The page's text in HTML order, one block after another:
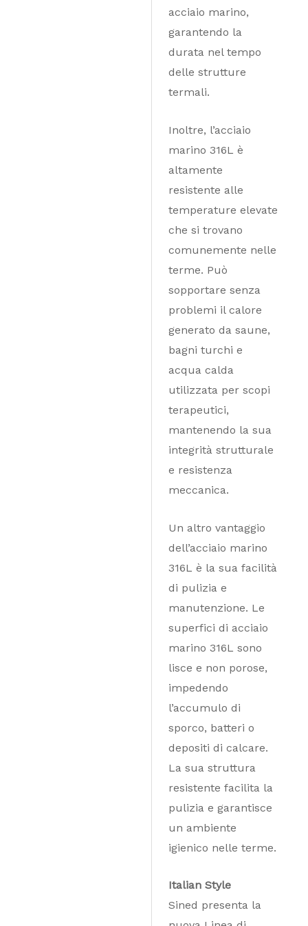
acciaio marino,
garantendo la
durata nel tempo
delle strutture
termali.
Inoltre, l’acciaio
marino 316L è
altamente
resistente alle
temperature elevate
che si trovano
comunemente nelle
terme. Può
sopportare senza
problemi il calore
generato da saune,
bagni turchi e
acqua calda
utilizzata per scopi
terapeutici,
mantenendo la sua
integrità strutturale
e resistenza
meccanica.
Un altro vantaggio
dell’acciaio marino
316L è la sua facilità
di pulizia e
manutenzione. Le
superfici di acciaio
marino 316L sono
lisce e non porose,
impedendo
l’accumulo di
sporco, batteri o
depositi di calcare.
La sua struttura
resistente facilita la
pulizia e garantisce
un ambiente
igienico nelle terme.
Italian Style
Sined presenta la